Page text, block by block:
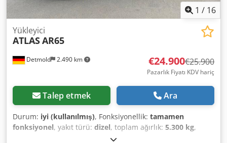
1 / 16
Detmold 2.490 km
Yükleyici
ATLASAR65
€24.900€25.900
Pazarlık Fiyatı KDV hariç
Talep etmek Ara
Durum: iyi (kullanılmış), Fonksiyonellik: tamamen
fonksiyonel, yakıt türü: dizel, toplam ağırlık: 5.300 kg,
, çalışma saatleri: